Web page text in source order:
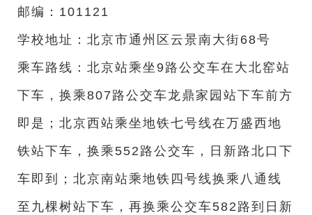
邮编：101121
学校地址：北京市通州区云景南大街68号
乘车路线：北京站乘坐9路公交车在大北窑站
下车，换乘807路公交车龙鼎家园站下车前方
即是；北京西站乘坐地铁七号线在万盛西地
铁站下车，换乘552路公交车，日新路北口下
车即到；北京南站乘地铁四号线换乘八通线
至九棵树站下车，再换乘公交车582路到日新